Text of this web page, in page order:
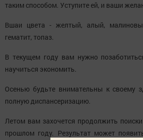
таким способом. Уступите ей, и ваши
Вшаи цвета - желтый, алый,
гематит, топаз.
В текущем году вам нужно
научиться экономить.
Осенью будьте внимательны к своему
полную диспансеризацию.
Летом вам захочется продолжить
прошлом году. Результат может